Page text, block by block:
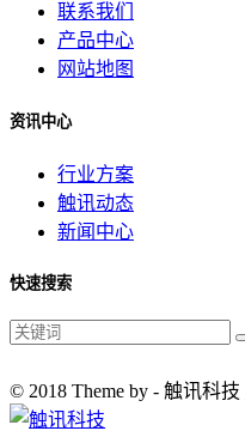
联系我们
产品中心
网站地图
资讯中心
行业方案
触讯动态
新闻中心
快速搜索
© 2018 Theme by - 触讯科技